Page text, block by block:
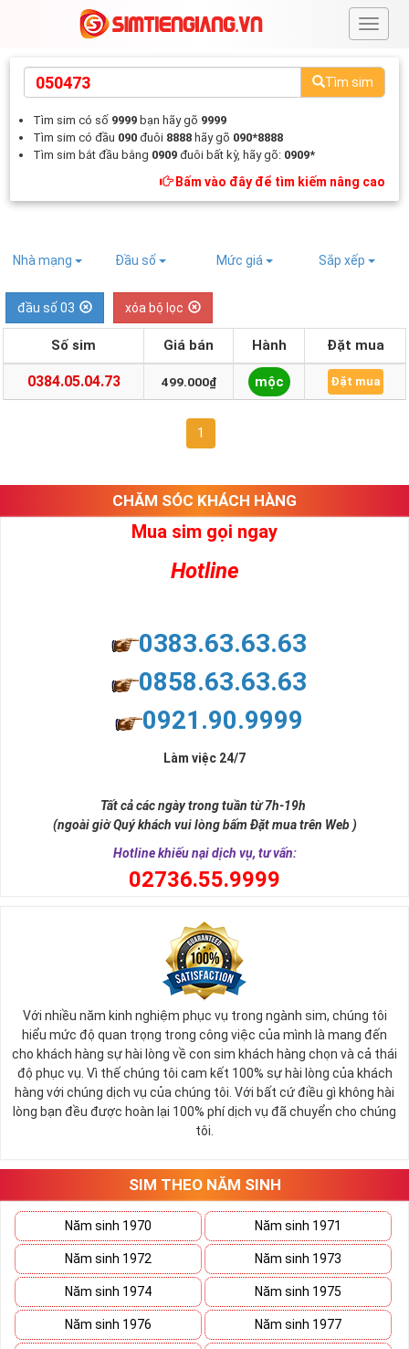
#
Tìm sim
Tìm sim có số 9999 bạn hãy gõ 9999
Tìm sim có đầu 090 đuôi 8888 hãy gõ 090*8888
Tìm sim bắt đầu bằng 0909 đuôi bất kỳ, hãy gõ: 0909*
Bấm vào đây để tìm kiếm nâng cao
Nhà mạng Đầu số Mức giá Sắp xếp
đầu số 03 xóa bộ lọc
Số sim Giá bán Hành Đặt mua
0384.05.04.73 499.000₫ mộc Đặt mua
1
CHĂM SÓC KHÁCH HÀNG
Mua sim gọi ngay
Hotline
0383.63.63.63
0858.63.63.63
0921.90.9999
Làm việc 24/7
Tất cả các ngày trong tuần từ 7h-19h
(ngoài giờ Quý khách vui lòng bấm Đặt mua trên Web )
Hotline khiếu nại dịch vụ, tư vấn:
02736.55.9999
Với nhiều năm kinh nghiệm phục vụ trong ngành sim, chúng tôi
hiểu mức độ quan trọng trong công việc của mình là mang đến
cho khách hàng sự hài lòng về con sim khách hàng chọn và cả thái
độ phục vụ. Vì thế chúng tôi cam kết 100% sự hài lòng của khách
hàng với chúng dịch vụ của chúng tôi. Với bất cứ điều gì không hài
lòng bạn đều được hoàn lại 100% phí dịch vụ đã chuyển cho chúng
tôi.
SIM THEO NĂM SINH
Năm sinh 1970 Năm sinh 1971
Năm sinh 1972 Năm sinh 1973
Năm sinh 1974 Năm sinh 1975
Năm sinh 1976 Năm sinh 1977